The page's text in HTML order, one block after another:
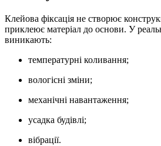
Клейова фіксація не створює
приклеює матеріал до основи. У
виникають:
температурні коливання;
вологісні зміни;
механічні навантаження;
усадка будівлі;
вібрації.